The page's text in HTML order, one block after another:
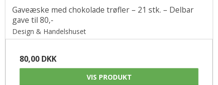
Gaveæske med chokolade trøfler – 21 stk. – Delbar
gave til 80,-
Design & Handelshuset
80,00 DKK
VIS PRODUKT